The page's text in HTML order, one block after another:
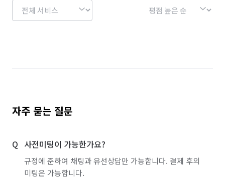
자주 묻는 질문
사전미팅이 가능한가요?
규정에 준하여 채팅과 유선상담만 가능합니다. 결제 후의
미팅은 가능합니다.